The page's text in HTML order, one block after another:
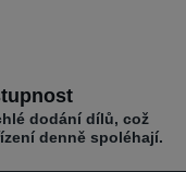
dodání dílů, což
denně spoléhají.